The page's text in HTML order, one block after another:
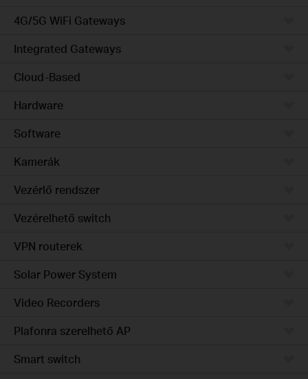
4G/5G WiFi Gateways
Integrated Gateways
Cloud-Based
Hardware
Software
Kamerák
Vezérlő rendszer
Vezérelhető switch
VPN routerek
Solar Power System
Video Recorders
Plafonra szerelhető AP
Smart switch